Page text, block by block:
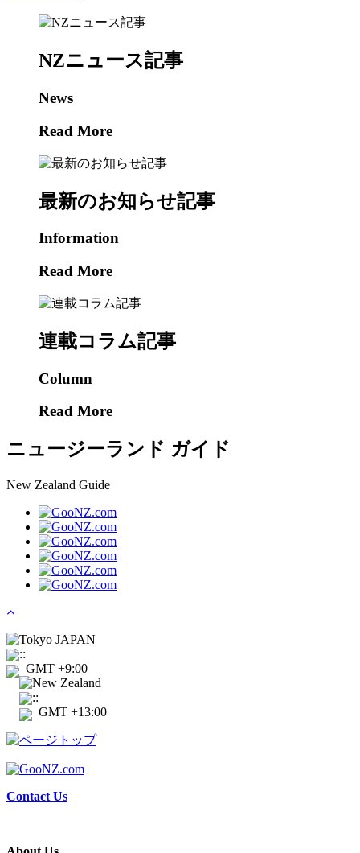
NZニュース記事
News
Read More
最新のお知らせ記事
Information
Read More
連載コラム記事
Column
Read More
ニュージーランド ガイド
New Zealand Guide
Tokyo JAPAN
::
GMT +9:00
New Zealand
::
GMT +13:00
Contact Us